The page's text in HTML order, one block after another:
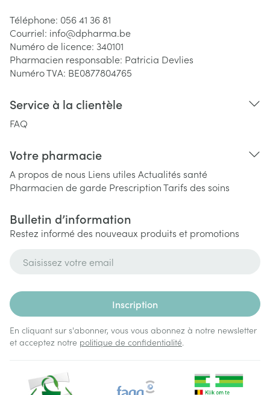
Téléphone: 056 41 36 81
Courriel: info@dpharma.be
Numéro de licence: 340101
Pharmacien responsable: Patricia Devlies
Numéro TVA: BE0877804765
Service à la clientèle
FAQ
Votre pharmacie
A propos de nous Liens utiles Actualités santé
Pharmacien de garde PrescriptionTarifs des soins
Bulletin d’information
Restez informé des nouveaux produits et promotions
Inscription
En cliquant sur s'abonner, vous vous abonnez à notre newsletter
et acceptez notre politique de confidentialité.